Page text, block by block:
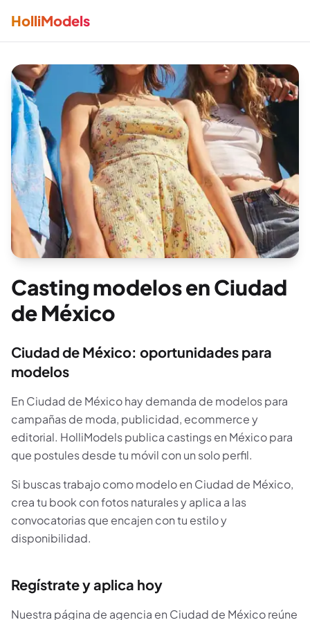
Casting modelos en CDMX
HolliModels
Casting modelos en Ciudad
de México
Ciudad de México: oportunidades para
modelos
En Ciudad de México hay demanda de modelos para
campañas de moda, publicidad, ecommerce y
editorial. HolliModels publica castings en México para
que postules desde tu móvil con un solo perfil.
Si buscas trabajo como modelo en Ciudad de México,
crea tu book con fotos naturales y aplica a las
convocatorias que encajen con tu estilo y
disponibilidad.
Regístrate y aplica hoy
Nuestra página de agencia en Ciudad de México reúne